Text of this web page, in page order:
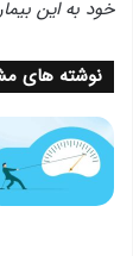
خود به این
نوشته های